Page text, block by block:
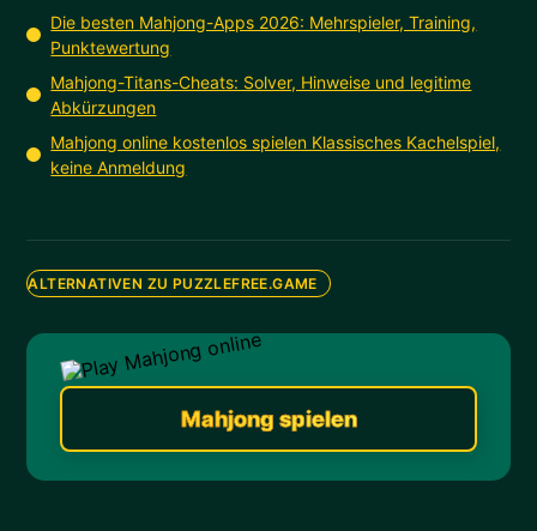
Die besten Mahjong-Apps 2026: Mehrspieler, Training,
Punktewertung
Mahjong-Titans-Cheats: Solver, Hinweise und legitime
Abkürzungen
Mahjong online kostenlos spielen Klassisches Kachelspiel,
keine Anmeldung
ALTERNATIVEN ZU PUZZLEFREE.GAME
Mahjong spielen